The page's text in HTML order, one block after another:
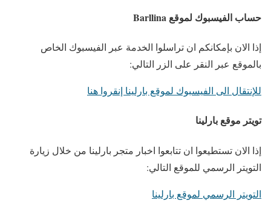
حساب الفيسبوك لموقع Barllina
إذا الان بإمكانكم ان تراسلوا الخدمة عبر الفيسبوك الخاص
بالموقع عبر النقر على الزر التالي:
للإنتقال الى الفيسبوك لموقع بارلينا إنقروا هنا
تويتر موقع بارلينا
إذا الان تستطيعوا ان تتابعوا اخبار متجر بارلينا من خلال زيارة
التويتر الرسمي للموقع التالي:
التويتر الرسمي لموقع بارلينا